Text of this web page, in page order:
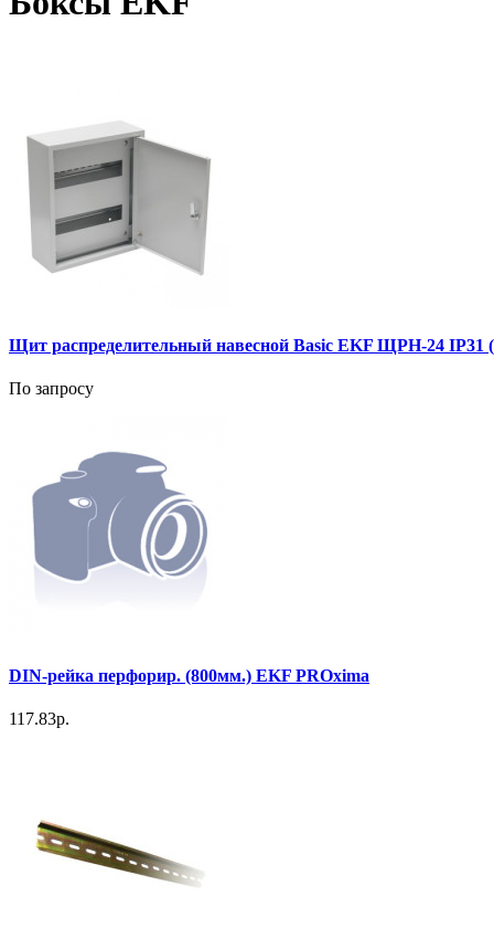
Щит распределительный навесной Basic EKF ЩРН-24 IP31
По запросу
DIN-рейка перфорир. (800мм.) EKF PROxima
117.83р.